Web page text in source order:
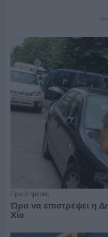
Πριν 3 ημέρες
Ώρα να επιστρέψει η
Χίο